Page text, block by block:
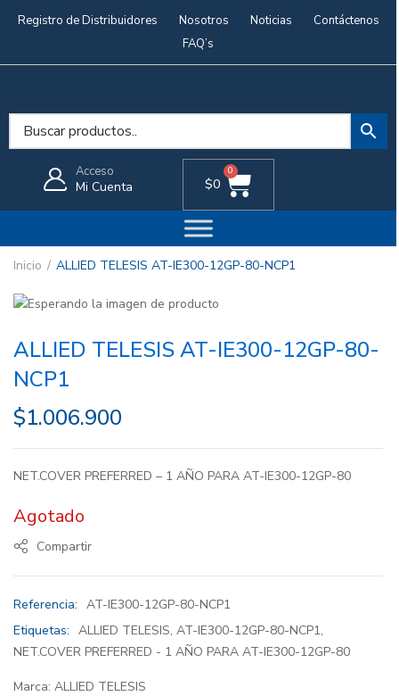
Registro de Distribuidores Nosotros Noticias
Contáctenos
FAQ’s
Acceso
Mi Cuenta $0
0
Inicio ALLIED TELESIS AT-IE300-12GP-80-NCP1
ALLIED TELESIS AT-IE300-12GP-80-
NCP1
$1.006.900
NET.COVER PREFERRED – 1 AÑO PARA AT-IE300-12GP-80
Agotado
Compartir
Referencia: AT-IE300-12GP-80-NCP1
Etiquetas: ALLIED TELESIS, AT-IE300-12GP-80-NCP1,
NET.COVER PREFERRED - 1 AÑO PARA AT-IE300-12GP-80
Marca: ALLIED TELESIS